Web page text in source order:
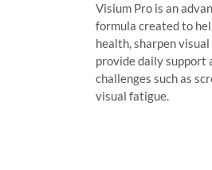
Visium Pro is an
formula created to
health, sharpen
provide daily support
challenges such as
visual fatigue.